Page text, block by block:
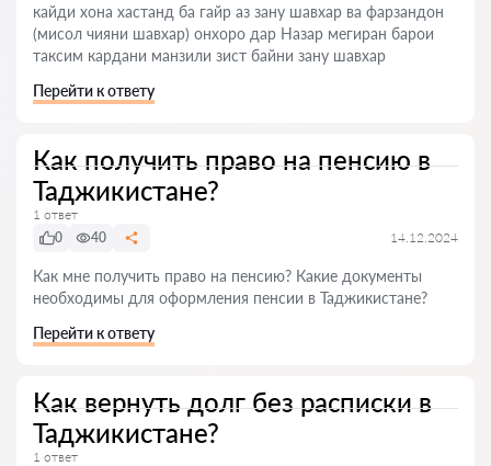
кайди хона хастанд ба гайр аз зану шавхар ва фарзандон
(мисол чияни шавхар) онхоро дар Назар мегиран барои
таксим кардани манзили зист байни зану шавхар
Перейти к ответу
Как получить право на пенсию в
Таджикистане?
1 ответ
0
40 14.12.2024
Как мне получить право на пенсию? Какие документы
необходимы для оформления пенсии в Таджикистане?
Перейти к ответу
Как вернуть долг без расписки в
Таджикистане?
1 ответ